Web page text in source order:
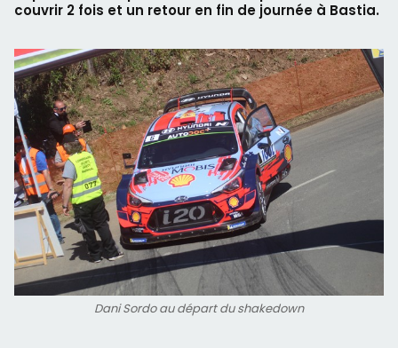
couvrir 2 fois et un retour en fin de journée à Bastia.
Dani Sordo au départ du shakedown